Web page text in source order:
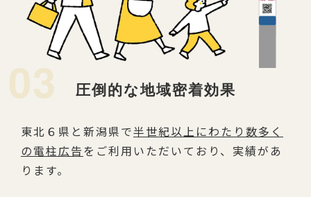
03 圧倒的な地域密着効果
東北６県と新潟県で半世紀以上にわたり数多く
の電柱広告 をご利用いただいており、実績があ
ります。